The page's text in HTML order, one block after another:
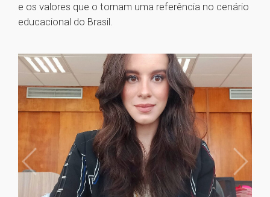
e os valores que o tornam uma referência no cenário
educacional do Brasil.